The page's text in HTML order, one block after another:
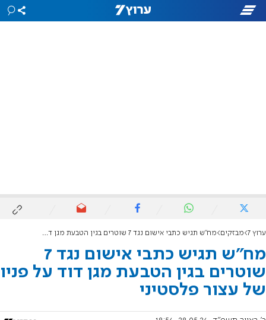
ערוץ 7 מבזקים מח"ש תגיש כתבי אישום נגד 7 שוטרים בגין הטבעת מגן דוד על פניו של עצור פלסטיני
מח"ש תגיש כתבי אישום נגד 7
שוטרים בגין הטבעת מגן דוד על פניו
של עצור פלסטיני